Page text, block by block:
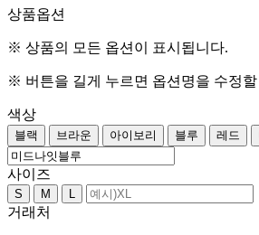
상품옵션
※ 상품의 모든 옵션이 표시됩니다.
※ 버튼을 길게 누르면 옵션명을 수정
색상
블랙 브라운 아이보리 블루 레드
사이즈
S M L
거래처